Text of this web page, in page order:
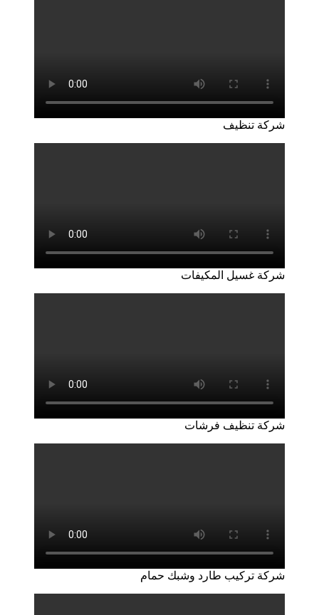
شركة تنظيف
شركة غسيل المكيفات
شركة تنظيف فرشات
شركة تركيب طارد وشبك حمام